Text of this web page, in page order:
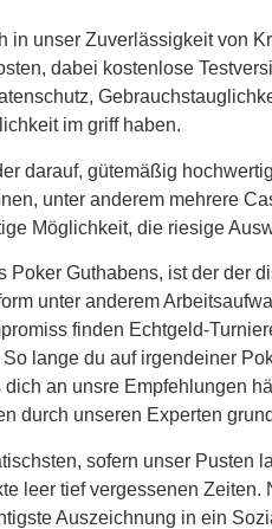
in unser Zuverlässigkeit von
dabei kostenlose
im griff haben.
darauf, gütemäßig
unter anderem mehrere
Möglichkeit, die riesige
Guthabens, ist der der
unter anderem
finden Echtgeld-
lange du auf irgendeiner
an unsre Empfehlungen
durch unseren Experten
sofern unser
leer tief vergessenen
Auszeichnung in ein